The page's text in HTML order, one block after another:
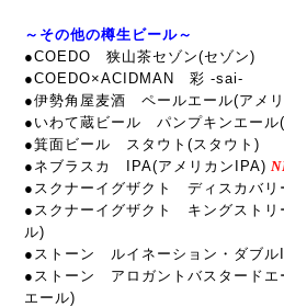
～その他の樽生ビール～
●COEDO 狭山茶セゾン(セゾン)
●COEDO×ACIDMAN 彩 -sai-
●伊勢角屋麦酒 ペールエール(アメ
●いわて蔵ビール パンプキンエール
●箕面ビール スタウト(スタウト)
●ネブラスカ IPA(アメリカンIPA)
●スクナーイグザクト ディスカバリ
●スクナーイグザクト キングストリ
ル)
●ストーン ルイネーション・ダブ
●ストーン アロガントバスタードエ
エール)